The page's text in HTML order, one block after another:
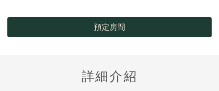
預定房間
詳細介紹